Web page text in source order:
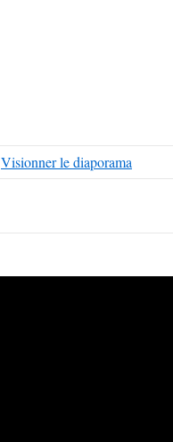
Visionner le diaporama